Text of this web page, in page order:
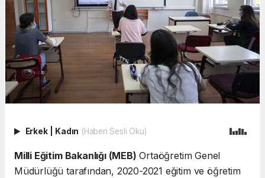
Erkek Kadın (Haberi Sesli Oku)
Milli Eğitim Bakanlığı (MEB) Ortaöğretim Genel
Müdürlüğü tarafından, 2020-2021 eğitim ve öğretim